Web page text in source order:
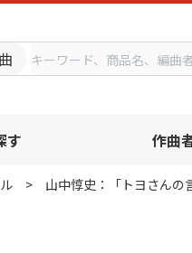
す 作曲
山中惇史：「トヨさんの